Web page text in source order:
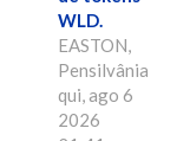
WLD.
EASTON,
Pensilvânia,
qui, ago 6
2026